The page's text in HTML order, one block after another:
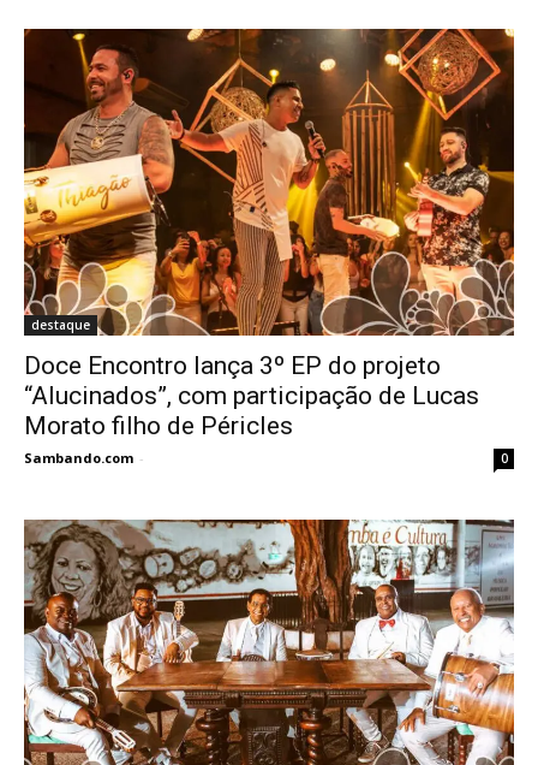
destaque
Doce Encontro lança 3º EP do projeto
“Alucinados”, com participação de Lucas
Morato filho de Péricles
Sambando.com - 0